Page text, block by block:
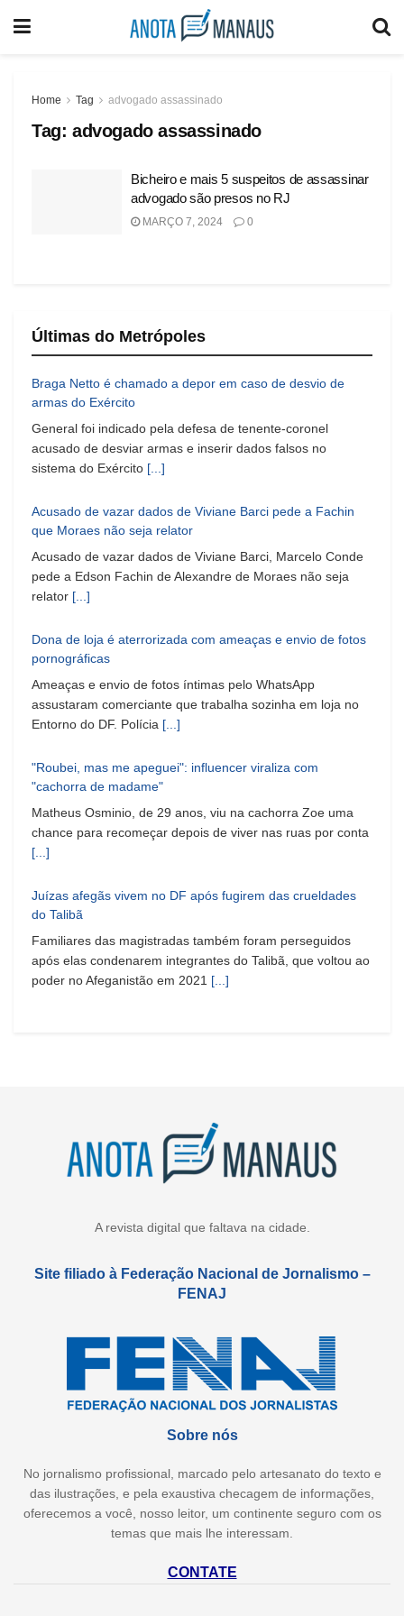
Home Tag advogado assassinado
Tag: advogado assassinado
Bicheiro e mais 5 suspeitos de assassinar
advogado são presos no RJ
MARÇO 7, 2024 0
Últimas do Metrópoles
Braga Netto é chamado a depor em caso de desvio de
armas do Exército
General foi indicado pela defesa de tenente-coronel
acusado de desviar armas e inserir dados falsos no
sistema do Exército [...]
Acusado de vazar dados de Viviane Barci pede a Fachin
que Moraes não seja relator
Acusado de vazar dados de Viviane Barci, Marcelo Conde
pede a Edson Fachin de Alexandre de Moraes não seja
relator [...]
Dona de loja é aterrorizada com ameaças e envio de fotos
pornográficas
Ameaças e envio de fotos íntimas pelo WhatsApp
assustaram comerciante que trabalha sozinha em loja no
Entorno do DF. Polícia [...]
"Roubei, mas me apeguei": influencer viraliza com
"cachorra de madame"
Matheus Osminio, de 29 anos, viu na cachorra Zoe uma
chance para recomeçar depois de viver nas ruas por conta
[...]
Juízas afegãs vivem no DF após fugirem das crueldades
do Talibã
Familiares das magistradas também foram perseguidos
após elas condenarem integrantes do Talibã, que voltou ao
poder no Afeganistão em 2021 [...]
A revista digital que faltava na cidade.
Site filiado à Federação Nacional de Jornalismo –
FENAJ
Sobre nós
No jornalismo profissional, marcado pelo artesanato do texto e
das ilustrações, e pela exaustiva checagem de informações,
oferecemos a você, nosso leitor, um continente seguro com os
temas que mais lhe interessam.
CONTATE